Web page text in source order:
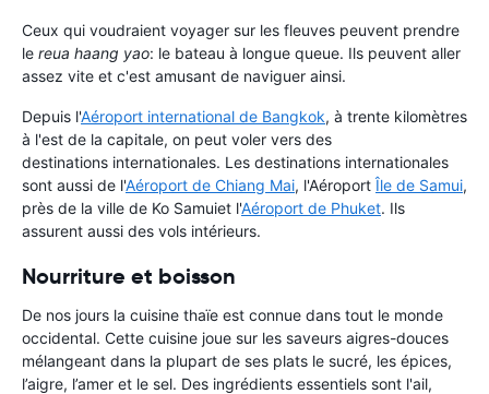
Ceux qui voudraient voyager sur les fleuves peuvent prendre
le reua haang yao: le bateau à longue queue. Ils peuvent aller
assez vite et c'est amusant de naviguer ainsi.
Depuis l'Aéroport international de Bangkok, à trente kilomètres
à l'est de la capitale, on peut voler vers des
destinations internationales. Les destinations internationales
sont aussi de l'Aéroport de Chiang Mai, l'Aéroport Île de Samui,
près de la ville de Ko Samuiet l'Aéroport de Phuket. Ils
assurent aussi des vols intérieurs.
Nourriture et boisson
De nos jours la cuisine thaïe est connue dans tout le monde
occidental. Cette cuisine joue sur les saveurs aigres-douces
mélangeant dans la plupart de ses plats le sucré, les épices,
l’aigre, l’amer et le sel. Des ingrédients essentiels sont l'ail,